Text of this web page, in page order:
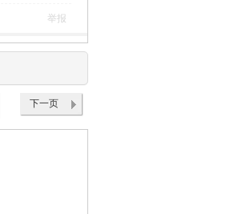
举报
下一页